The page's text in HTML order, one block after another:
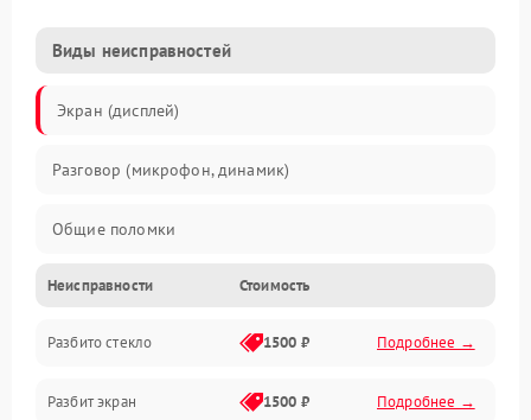
Виды неисправностей
Экран (дисплей)
Разговор (микрофон, динамик)
Общие поломки
Проблемы связи
Камеры
Проблемы с дисплеем и сенсором
Неисправности Стоимость
Разбито стекло 1500 ₽ Подробнее →
Разбит экран 1500 ₽ Подробнее →